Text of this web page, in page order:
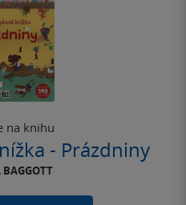
na knihu
- Prázdniny
BAGGOTT